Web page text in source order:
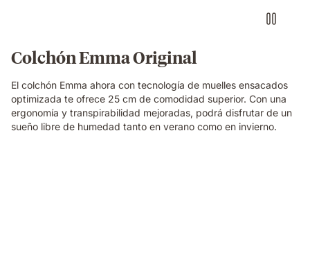
Colchón Emma Original
El colchón Emma ahora con tecnología de muelles ensacados
optimizada te ofrece 25 cm de comodidad superior. Con una
ergonomía y transpirabilidad mejoradas, podrá disfrutar de un
sueño libre de humedad tanto en verano como en invierno.